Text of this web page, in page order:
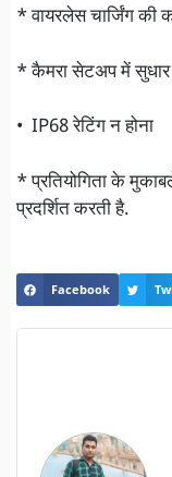
* वायरलेस चार्जिंग की
* कैमरा सेटअप में
• IP68 रेटिंग न होना
* प्रतियोगिता के
प्रदर्शित करती है.
Facebook